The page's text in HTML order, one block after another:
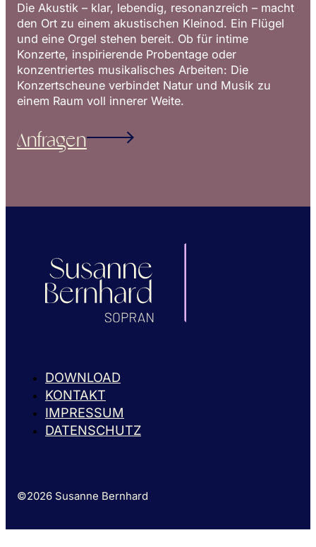
Die Akustik – klar, lebendig, resonanzreich – macht
den Ort zu einem akustischen Kleinod. Ein Flügel
und eine Orgel stehen bereit. Ob für intime
Konzerte, inspirierende Probentage oder
konzentriertes musikalisches Arbeiten: Die
Konzertscheune verbindet Natur und Musik zu
einem Raum voll innerer Weite.
Anfragen
DOWNLOAD
KONTAKT
IMPRESSUM
DATENSCHUTZ
©2026 Susanne Bernhard